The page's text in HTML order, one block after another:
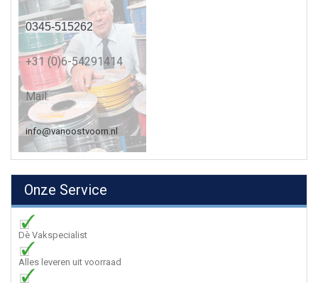
0345-515262
+31 (0)6-54291414
Mail:
info@vanoostvoorn.nl
Onze Service
Dè Vakspecialist
Alles leveren uit voorraad